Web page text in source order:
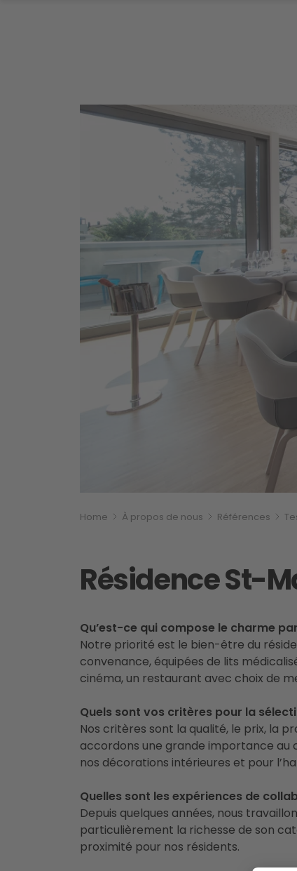
Breadcrumb
Vous êtes ici:
Home À propos de nous Références
Résidence St-
Qu’est-ce qui compose le charme
Notre priorité est le bien-être du
convenance, équipées de lits
cinéma, un restaurant avec choix de
Quels sont vos critères pour la
Nos critères sont la qualité, le prix, la
accordons une grande importance au
nos décorations intérieures et pour
Quelles sont les expériences de
Depuis quelques années, nous
particulièrement la richesse de son
proximité pour nos résidents.